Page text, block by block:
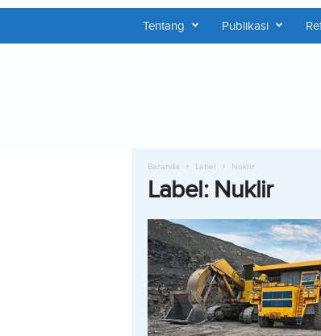
Tentang Publikasi
Beranda Label Nuklir
Label: Nuklir